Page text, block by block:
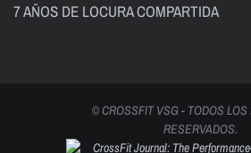
7 AÑOS DE LOCURA COMPARTIDA
© CROSSFIT VSG - TODOS LOS
RESERVADOS.